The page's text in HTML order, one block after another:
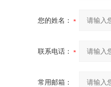
您的姓名：
联系电话：
常用邮箱：